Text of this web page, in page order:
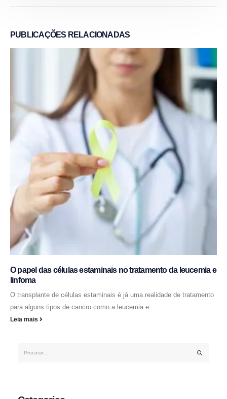
PUBLICAÇÕES RELACIONADAS
O papel das células estaminais no tratamento da leucemia e
linfoma
O transplante de células estaminais é já uma realidade de tratamento
para alguns tipos de cancro como a leucemia e...
Leia mais